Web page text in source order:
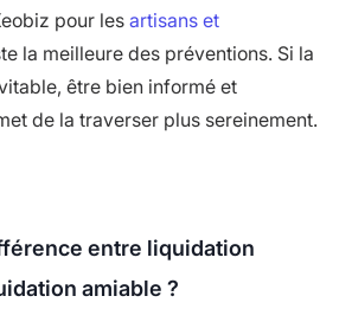
pour lesartisans et
la meilleure des préventions. Si la
être bien informé et
de la traverser plus sereinement.
entre liquidation
amiable ?